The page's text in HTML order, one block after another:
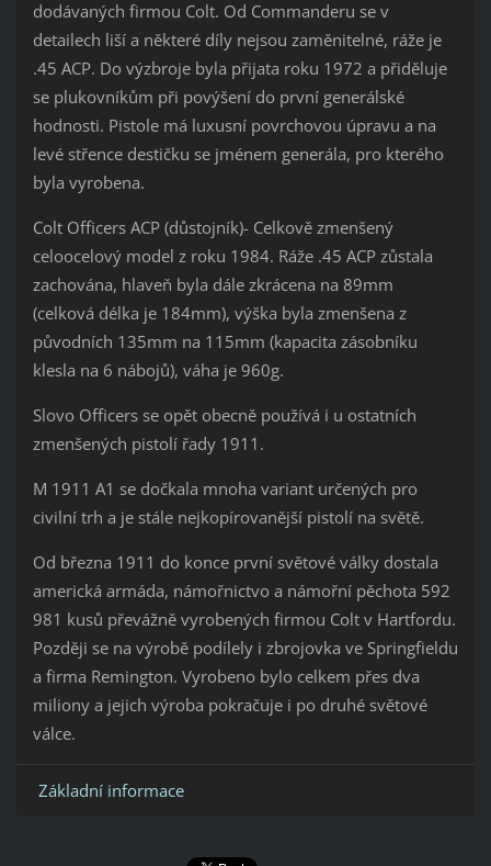
dodávaných firmou Colt. Od Commanderu se v
detailech liší a některé díly nejsou zaměnitelné, ráže je
.45 ACP. Do výzbroje byla přijata roku 1972 a přiděluje
se plukovníkům při povýšení do první generálské
hodnosti. Pistole má luxusní povrchovou úpravu a na
levé střence destičku se jménem generála, pro kterého
byla vyrobena.
Colt Officers ACP (důstojník)- Celkově zmenšený
celoocelový model z roku 1984. Ráže .45 ACP zůstala
zachována, hlaveň byla dále zkrácena na 89mm
(celková délka je 184mm), výška byla zmenšena z
původních 135mm na 115mm (kapacita zásobníku
klesla na 6 nábojů), váha je 960g.
Slovo Officers se opět obecně používá i u ostatních
zmenšených pistolí řady 1911.
M 1911 A1 se dočkala mnoha variant určených pro
civilní trh a je stále nejkopírovanější pistolí na světě.
Od března 1911 do konce první světové války dostala
americká armáda, námořnictvo a námořní pěchota 592
981 kusů převážně vyrobených firmou Colt v Hartfordu.
Později se na výrobě podílely i zbrojovka ve Springfieldu
a firma Remington. Vyrobeno bylo celkem přes dva
miliony a jejich výroba pokračuje i po druhé světové
válce.
Základní informace